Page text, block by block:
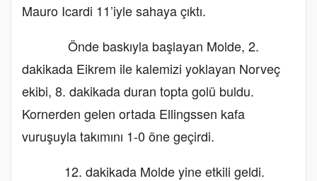
Mauro Icardi 11’iyle sahaya çıktı.
Önde baskıyla başlayan Molde, 2.
dakikada Eikrem ile kalemizi yoklayan Norveç
ekibi, 8. dakikada duran topta golü buldu.
Kornerden gelen ortada Ellingssen kafa
vuruşuyla takımını 1-0 öne geçirdi.
12. dakikada Molde yine etkili geldi.